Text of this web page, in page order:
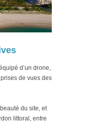
d’un drone,
de vues des
du site, et
littoral, entre